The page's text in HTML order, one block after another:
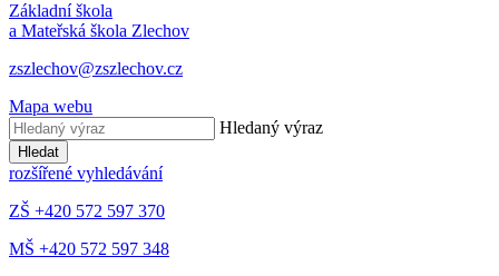
Základní škola
a Mateřská škola Zlechov
zszlechov@zszlechov.cz
Mapa webu
Hledaný výraz
Hledat
rozšířené vyhledávání
ZŠ +420 572 597 370
MŠ +420 572 597 348